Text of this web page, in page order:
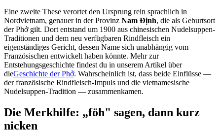
Eine zweite These verortet den Ursprung rein sprachlich in
Nordvietnam, genauer in der Provinz Nam Định, die als Geburtsort
der Phở gilt. Dort entstand um 1900 aus chinesischen Nudelsuppen-
Traditionen und dem neu verfügbaren Rindfleisch ein
eigenständiges Gericht, dessen Name sich unabhängig vom
Französischen entwickelt haben könnte. Mehr zur
Entstehungsgeschichte findest du in unserem Artikel über
dieGeschichte der Phở. Wahrscheinlich ist, dass beide Einflüsse —
der französische Rindfleisch-Impuls und die vietnamesische
Nudelsuppen-Tradition — zusammenkamen.
Die Merkhilfe: „föh" sagen, dann kurz
nicken